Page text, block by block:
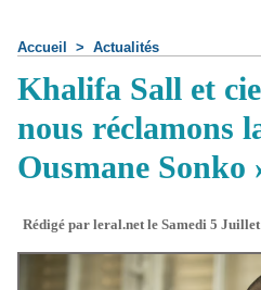
Accueil > Actualités
Khalifa Sall et
nous réclamons
Ousmane Sonko
Rédigé par leral.net le Samedi 5 Juillet